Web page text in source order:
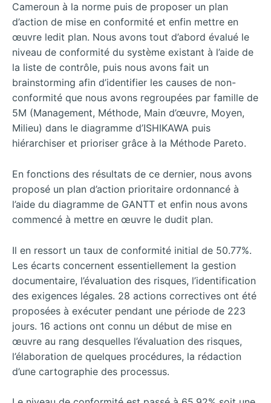
Cameroun à la norme puis de proposer un plan
d’action de mise en conformité et enfin mettre en
œuvre ledit plan. Nous avons tout d’abord évalué le
niveau de conformité du système existant à l’aide de
la liste de contrôle, puis nous avons fait un
brainstorming afin d’identifier les causes de non-
conformité que nous avons regroupées par famille de
5M (Management, Méthode, Main d’œuvre, Moyen,
Milieu) dans le diagramme d’ISHIKAWA puis
hiérarchiser et prioriser grâce à la Méthode Pareto.
En fonctions des résultats de ce dernier, nous avons
proposé un plan d’action prioritaire ordonnancé à
l’aide du diagramme de GANTT et enfin nous avons
commencé à mettre en œuvre le dudit plan.
Il en ressort un taux de conformité initial de 50.77%.
Les écarts concernent essentiellement la gestion
documentaire, l’évaluation des risques, l’identification
des exigences légales. 28 actions correctives ont été
proposées à exécuter pendant une période de 223
jours. 16 actions ont connu un début de mise en
œuvre au rang desquelles l’évaluation des risques,
l’élaboration de quelques procédures, la rédaction
d’une cartographie des processus.